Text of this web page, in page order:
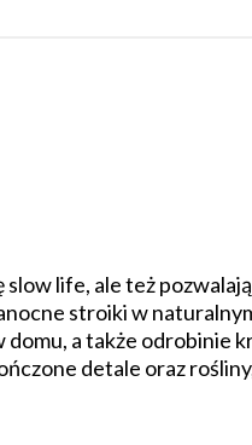
life, ale też
stroiki w
domu, a także odrobinie
detale oraz